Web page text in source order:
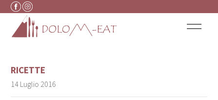
Vai al contenuto
RICETTE
14 Luglio 2016